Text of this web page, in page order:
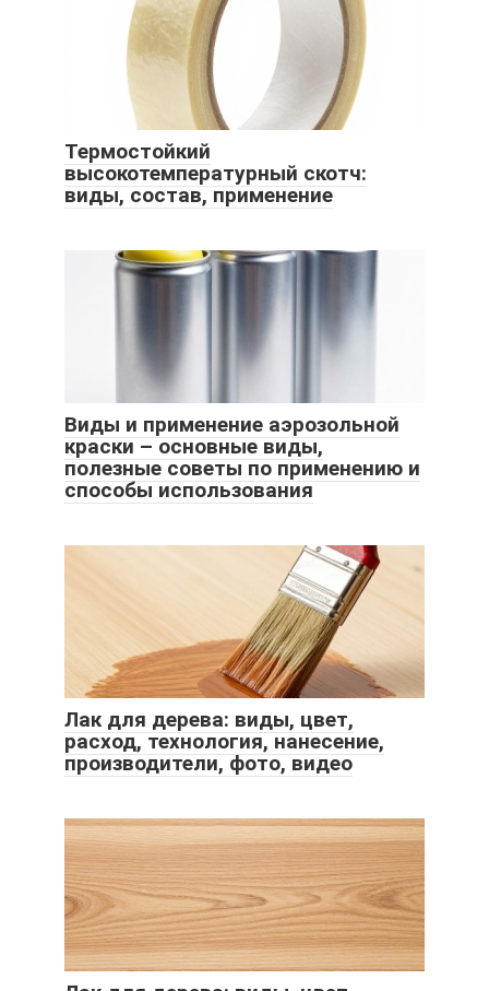
Термостойкий
высокотемпературный скотч:
виды, состав, применение
Виды и применение аэрозольной
краски – основные виды,
полезные советы по применению и
способы использования
Лак для дерева: виды, цвет,
расход, технология, нанесение,
производители, фото, видео